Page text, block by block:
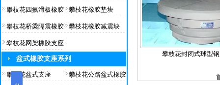
攀枝花四氟滑板橡胶 攀枝花橡胶垫块
攀枝花桥梁隔震橡胶 攀枝花橡胶减震块
攀枝花网架橡胶支座
盆式橡胶支座系列
攀枝花盆式支座 攀枝花公路盆式橡胶
攀枝花封闭式球型